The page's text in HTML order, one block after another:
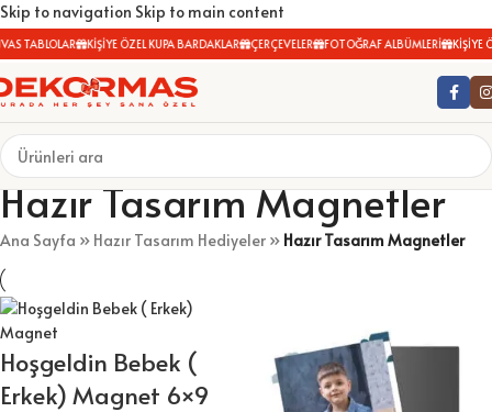
Skip to navigation Skip to main content
TABLOLAR KİŞİYE ÖZEL KUPA BARDAKLAR ÇERÇEVELER FOTOĞRAF ALBÜMLERİ KİŞİYE
Hazır Tasarım Magnetler
Ana Sayfa » Hazır Tasarım Hediyeler » Hazır Tasarım Magnetler
Hoşgeldin Bebek (
Erkek) Magnet 6×9